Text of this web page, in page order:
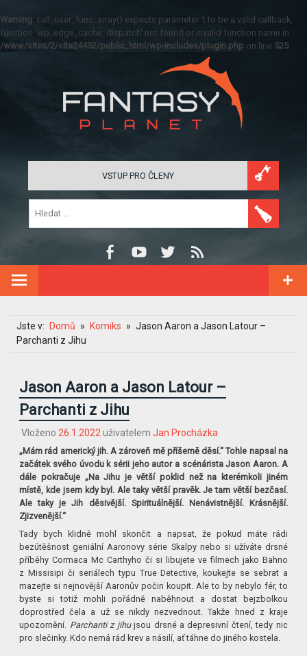
Warning: call_user_func_array() expects parameter 1 to be a valid callback,
function 'wp_edge_cache_dispatch' not found or invalid function name in
/www/sites/2/site24452/public_html/wp-includes/plugin.php on line 525
VSTUP PRO ČLENY
Jste v: Domů Komiks
Jason Aaron a Jason Latour –
Parchanti z Jihu
Jason Aaron a Jason Latour –
Parchanti z Jihu
Vloženo 26.1.2022 uživatelem Jan Procházka
„Mám rád americký jih. A zároveň mě příšerně děsí.“ Tohle napsal na
začátek svého úvodu k sérii jeho autor a scénárista Jason Aaron. A
dále pokračuje „Na Jihu je větší poklid než na kterémkoli jiném
místě, kde jsem kdy byl. Ale taky větší pravěk. Je tam větší bezčasí.
Ale taky je Jih děsivější. Spirituálnější. Nenávistnější. Krásnější.
Zjizvenější.“
Tady bych klidně mohl skončit a napsat, že pokud máte rádi
bezútěšnost geniální Aaronovy série Skalpy nebo si užíváte drsné
příběhy Cormaca Mc Carthyho či si libujete ve filmech jako Bahno
z Missisipi či seriálech typu True Detective, koukejte se sebrat a
mazejte si nejnovější Aaronův počin koupit. Ale to by nebylo fér, to
byste si totiž mohli pořádně naběhnout a dostat bejzbolkou
doprostřed čela a už se nikdy nezvednout. Takže hned z kraje
upozornění. Parchanti z jihujsou drsné a depresivní čtení, tedy nic
pro slečinky. Kdo nemá rád krev a násilí, ať táhne do jiného kostela.